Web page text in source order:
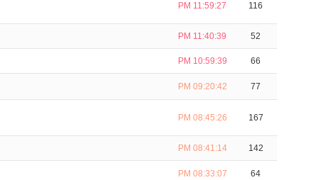
PM 11:59:27 116
PM 11:40:39 52
PM 10:59:39 66
PM 09:20:42 77
PM 08:45:26 167
PM 08:41:14 142
PM 08:33:07 64